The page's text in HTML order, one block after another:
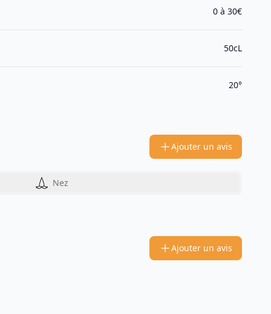
0 à 30€
50cL
20°
Ajouter un avis
Nez
Ajouter un avis